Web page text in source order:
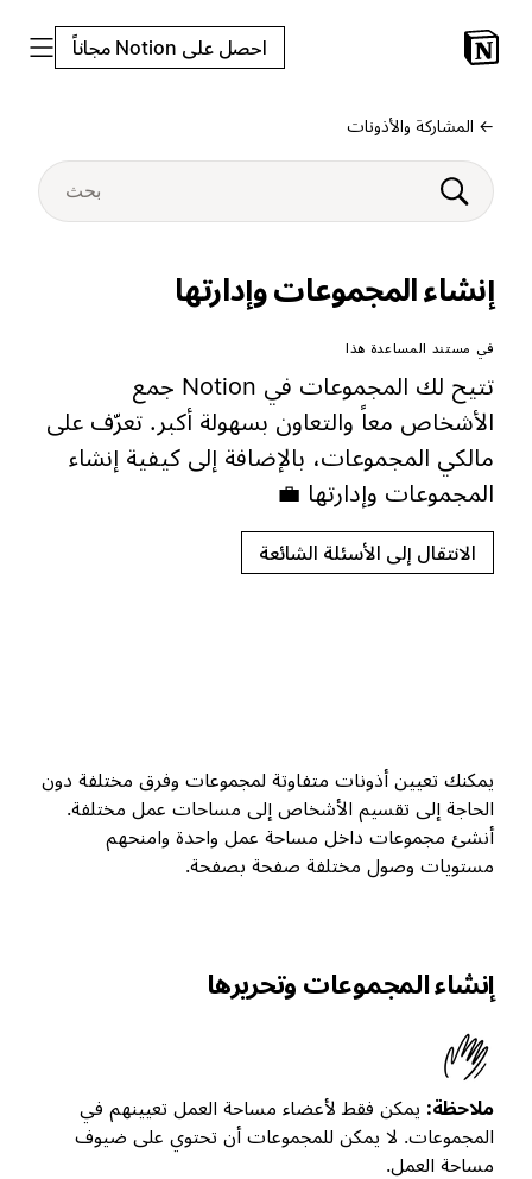
احصل على Notion مجاناً
← المشاركة والأذونات
إنشاء المجموعات وإدارتها
في مستند المساعدة هذا
تتيح لك المجموعات في Notion جمع
الأشخاص معاً والتعاون بسهولة أكبر. تعرّف على
مالكي المجموعات، بالإضافة إلى كيفية إنشاء
المجموعات وإدارتها 💼
الانتقال إلى الأسئلة الشائعة
يمكنك تعيين أذونات متفاوتة لمجموعات وفرق مختلفة دون
الحاجة إلى تقسيم الأشخاص إلى مساحات عمل مختلفة.
أنشئ مجموعات داخل مساحة عمل واحدة وامنحهم
مستويات وصول مختلفة صفحة بصفحة.
إنشاء المجموعات وتحريرها
ملاحظة: يمكن فقط لأعضاء مساحة العمل تعيينهم في
المجموعات. لا يمكن للمجموعات أن تحتوي على ضيوف
مساحة العمل.